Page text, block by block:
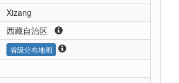
Xizang
西藏自治区
省级分布地图